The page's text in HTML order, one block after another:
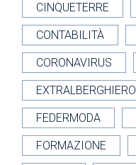
CINQUETERRE
CONTABILITÀ
CORONAVIRUS
EXTRALBERGHIERO
FEDERMODA
FORMAZIONE